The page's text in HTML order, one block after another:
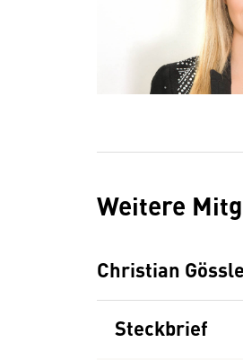
Weitere
Christian
Steckbrief